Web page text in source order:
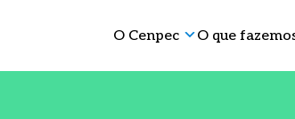
O Cenpec O que